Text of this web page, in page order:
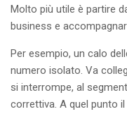
Molto più utile è partire
business e
Per esempio, un calo
numero isolato. Va
si interrompe, al
correttiva. A quel punto